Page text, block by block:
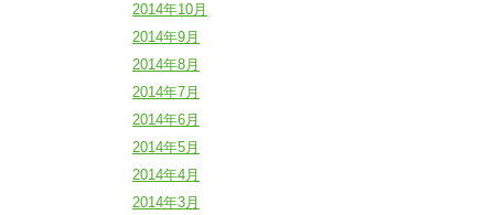
2014年10月
2014年9月
2014年8月
2014年7月
2014年6月
2014年5月
2014年4月
2014年3月